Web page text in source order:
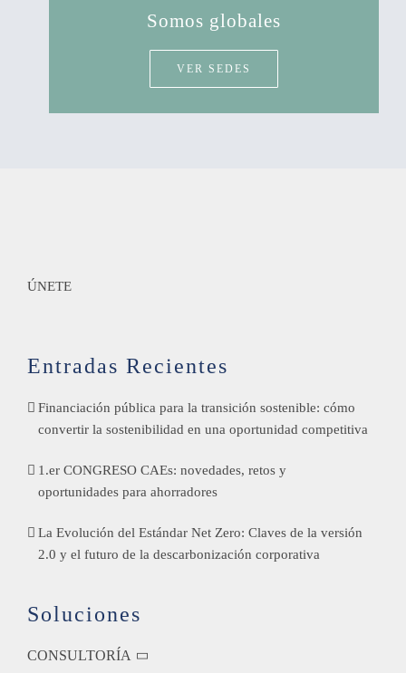
Somos globales
VER SEDES
ÚNETE
Entradas Recientes
Financiación pública para la transición sostenible: cómo
convertir la sostenibilidad en una oportunidad competitiva
1.er CONGRESO CAEs: novedades, retos y
oportunidades para ahorradores
La Evolución del Estándar Net Zero: Claves de la versión
2.0 y el futuro de la descarbonización corporativa
Soluciones
CONSULTORÍA